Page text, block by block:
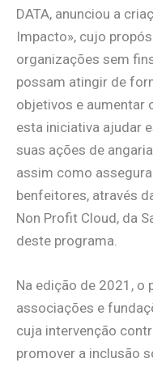
DATA, anunciou a
Impacto», cujo
organizações sem
possam atingir de
objetivos e aumentar
esta iniciativa ajudar
suas ações de
assim como
benfeitores, através
Non Profit Cloud, da
deste programa.
Na edição de 2021, o
associações e
cuja intervenção
promover a inclusão